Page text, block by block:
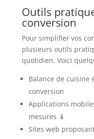
Outils
conversion
Pour simplifier vos
plusieurs outils
quotidien. Voici
Balance de cuisine
conversion
Applications
mesures 📱
Sites web